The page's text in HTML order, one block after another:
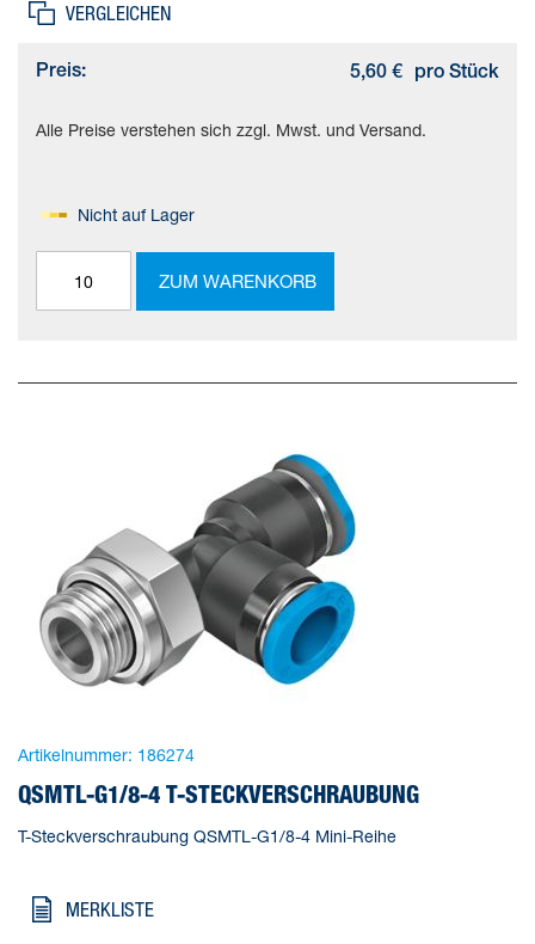
VERGLEICHEN
Preis: 5,60 € pro Stück
Alle Preise verstehen sich zzgl. Mwst. und Versand.
Nicht auf Lager
ZUM WARENKORB
Artikelnummer: 186274
QSMTL-G1/8-4 T-STECKVERSCHRAUBUNG
T-Steckverschraubung QSMTL-G1/8-4 Mini-Reihe
MERKLISTE